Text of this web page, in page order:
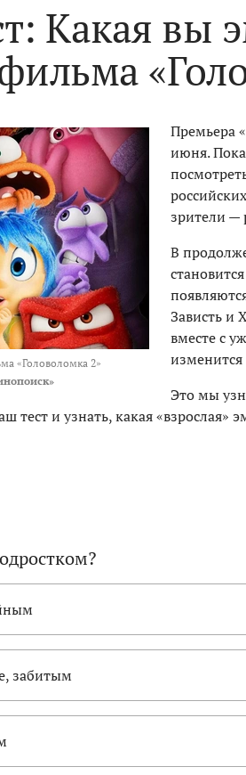
Какая вы
«Головоломка 2»
Премьера
июня.
зрители —
В
становится
Зависть и
вместе с
Это мы
тест и узнать, какая «взрослая»
забитым